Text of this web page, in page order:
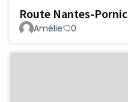
Route Nantes-Pornic
Amélie 0